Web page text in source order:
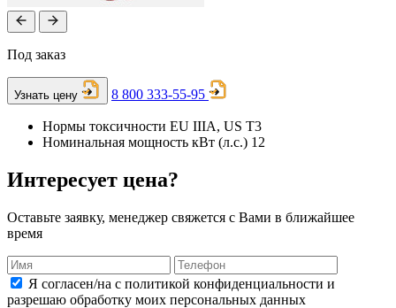
Под заказ
Узнать цену 8 800 333-55-95
Нормы токсичности EU IIIA, US T3
Номинальная мощность кВт (л.с.) 12
Интересует цена?
Оставьте заявку, менеджер свяжется с Вами в ближайшее
время
Я согласен/на с политикой конфиденциальности и
разрешаю обработку моих персональных данных